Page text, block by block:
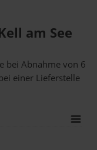
am See
bei Abnahmevon 6
einer Lieferstelle